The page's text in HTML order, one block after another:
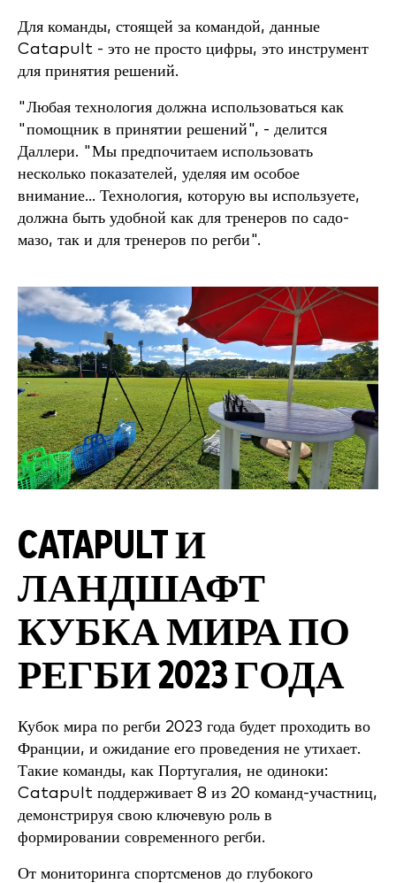
Для команды, стоящей за командой, данные
Catapult - это не просто цифры, это инструмент
для принятия решений.
"Любая технология должна использоваться как
"помощник в принятии решений", - делится
Даллери. "Мы предпочитаем использовать
несколько показателей, уделяя им особое
внимание... Технология, которую вы используете,
должна быть удобной как для тренеров по садо-
мазо, так и для тренеров по регби".
CATAPULT И
ЛАНДШАФТ
КУБКА МИРА ПО
РЕГБИ 2023 ГОДА
Кубок мира по регби 2023 года будет проходить во
Франции, и ожидание его проведения не утихает.
Такие команды, как Португалия, не одиноки:
Catapult поддерживает 8 из 20 команд-участниц,
демонстрируя свою ключевую роль в
формировании современного регби.
От мониторинга спортсменов до глубокого